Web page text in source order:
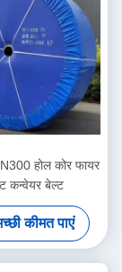
होल कोर फायर
कन्वेयर बेल्ट
कीमत पाएं